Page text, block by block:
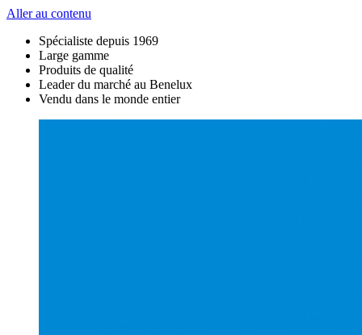
Aller au contenu
Spécialiste depuis 1969
Large gamme
Produits de qualité
Leader du marché au Benelux
Vendu dans le monde entier